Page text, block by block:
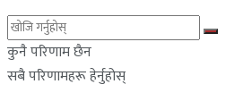
कुनै परिणाम छैन
सबै परिणामहरू हेर्नुहोस्